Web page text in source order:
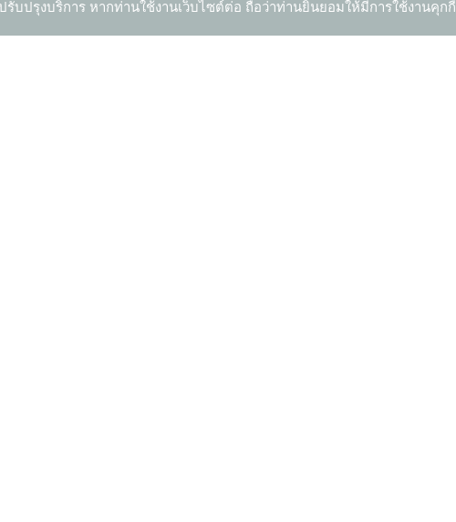
รับปรุงบริการ หากท่านใช้งานเว็บไซต์ต่อ ถือว่าท่านยินยอมให้มีการใช้งานคุกกี้